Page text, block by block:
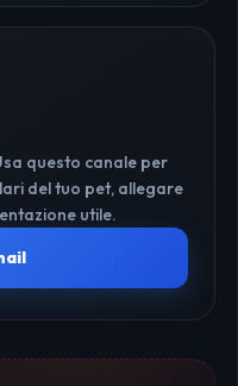
questo canale per
del tuo pet, allegare
utile.